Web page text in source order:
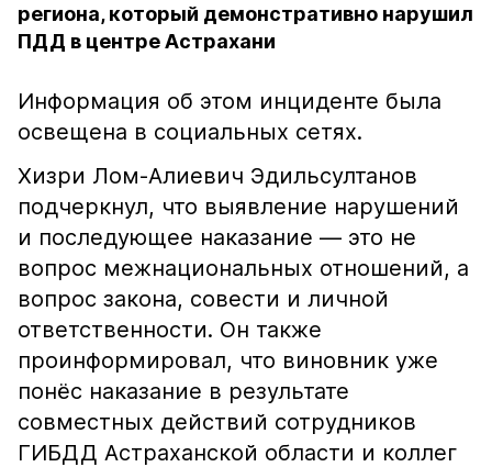
региона, который демонстративно нарушил
ПДД в центре Астрахани
Информация об этом инциденте была
освещена в социальных сетях.
Хизри Лом-Алиевич Эдильсултанов
подчеркнул, что выявление нарушений
и последующее наказание — это не
вопрос межнациональных отношений, а
вопрос закона, совести и личной
ответственности. Он также
проинформировал, что виновник уже
понёс наказание в результате
совместных действий сотрудников
ГИБДД Астраханской области и коллег